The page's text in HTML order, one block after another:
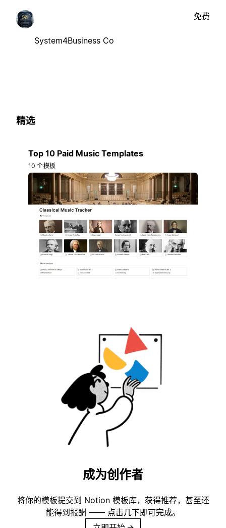
System4Business Co
免费
精选
Top 10 Paid Music Templates
10 个模板
成为创作者
将你的模板提交到 Notion 模板库，获得推荐，甚至还
能得到报酬 —— 点击几下即可完成。